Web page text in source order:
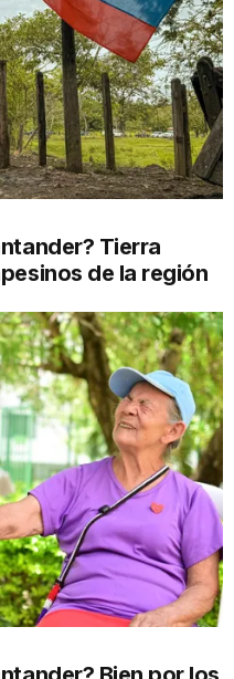
Tierra
de la región